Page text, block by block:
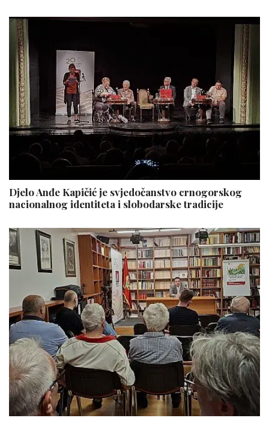
Djelo Anđe Kapičić je svjedočanstvo crnogorskog
nacionalnog identiteta i slobodarske tradicije